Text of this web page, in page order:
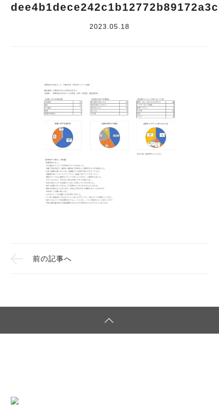
2023.05.18
前の記事へ